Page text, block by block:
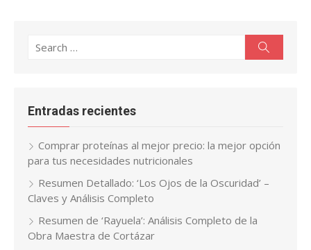
Search
Entradas recientes
Comprar proteínas al mejor precio: la mejor opción
para tus necesidades nutricionales
Resumen Detallado: ‘Los Ojos de la Oscuridad’ –
Claves y Análisis Completo
Resumen de ‘Rayuela’: Análisis Completo de la
Obra Maestra de Cortázar